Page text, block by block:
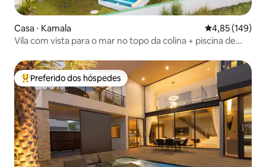
Casa ⋅ Kamala 4,85 de uma
4,85 (149)
Vila com vista para o mar no topo da colina + piscina de
Entre os melhores preferidos dos hóspedes
Preferido dos hóspedes